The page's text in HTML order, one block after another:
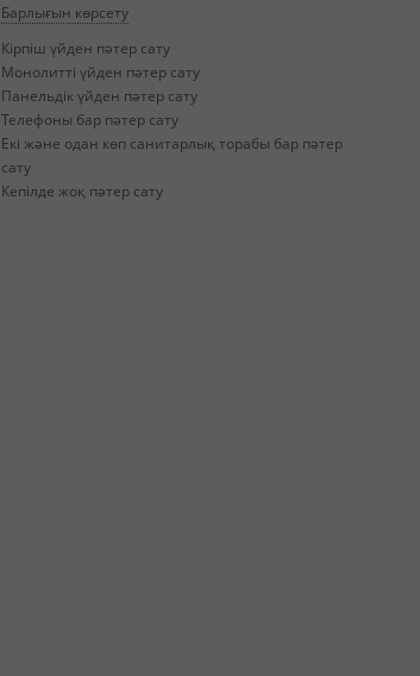
Барлығын көрсету
Кірпіш үйден пәтер сату
Монолитті үйден пәтер сату
Панельдік үйден пәтер сату
Телефоны бар пәтер сату
Екі және одан көп санитарлық торабы бар пәтер
сату
Кепілде жоқ пәтер сату